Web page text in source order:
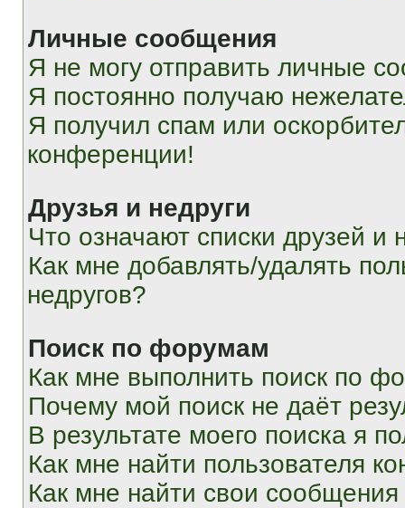
Личные сообщения
Я не могу отправить личные
Я постоянно получаю
Я получил спам или
конференции!
Друзья и недруги
Что означают списки друзей и
Как мне добавлять/удалять
недругов?
Поиск по форумам
Как мне выполнить поиск по
Почему мой поиск не даёт
В результате моего поиска я
Как мне найти пользователя
Как мне найти свои